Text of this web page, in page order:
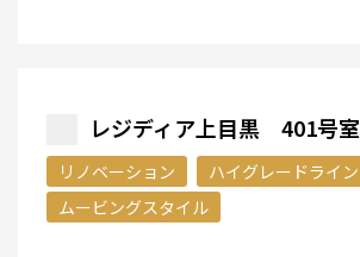
レジディア上目黒 401号室
リノベーション
ハイグレードライン
ムービングスタイル